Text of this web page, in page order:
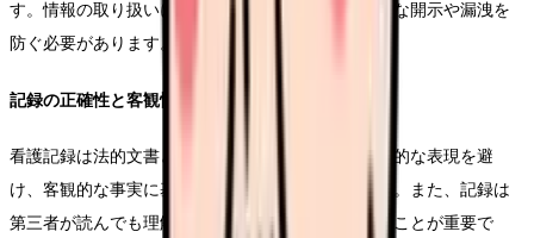
す。情報の取り扱いには細心の注意を払い、不必要な開示や漏洩を
防ぐ必要があります。
記録の正確性と客観性
看護記録は法的文書としての側面も持ちます。主観的な表現を避
け、客観的な事実に基づいた記録を心がけましょう。また、記録は
第三者が読んでも理解できる明確な表現を使用することが重要で